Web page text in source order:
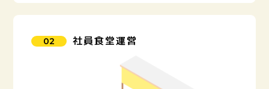
02 社員食堂運営